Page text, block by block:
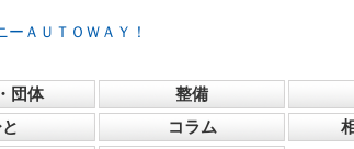
ＡＵＴＯＷＡＹ！
団体 整備
コラム